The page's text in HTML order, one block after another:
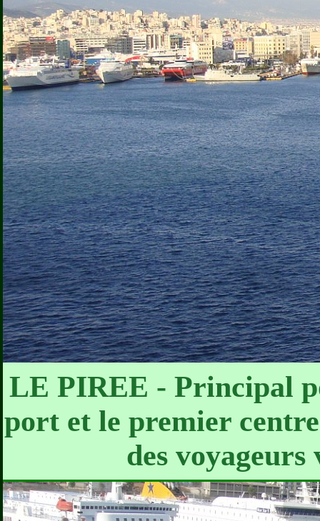
LE PIREE - Principal
port et le premier
des voyageurs